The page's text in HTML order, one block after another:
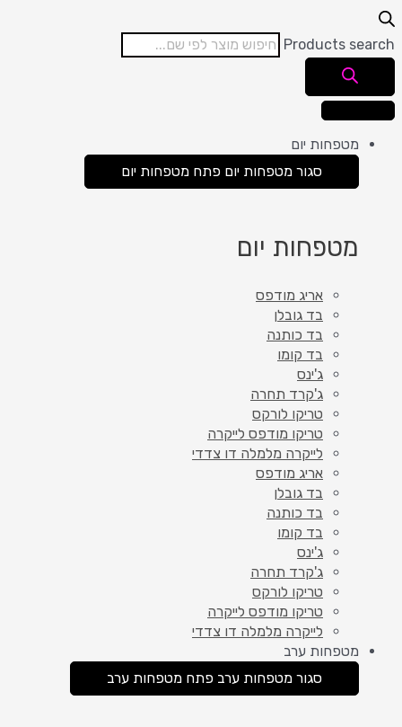
Products search
מטפחות יום
סגור מטפחות יום פתח מטפחות יום
מטפחות יום
אריג מודפס
בד גובלן
בד כותנה
בד קומו
ג'ינס
ג'קרד תחרה
טריקו לורקס
טריקו מודפס לייקרה
לייקרה מלמלה דו צדדי
אריג מודפס
בד גובלן
בד כותנה
בד קומו
ג'ינס
ג'קרד תחרה
טריקו לורקס
טריקו מודפס לייקרה
לייקרה מלמלה דו צדדי
מטפחות ערב
סגור מטפחות ערב פתח מטפחות ערב